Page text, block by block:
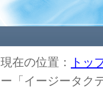
現在の位置：
トッ
ー「イージータク